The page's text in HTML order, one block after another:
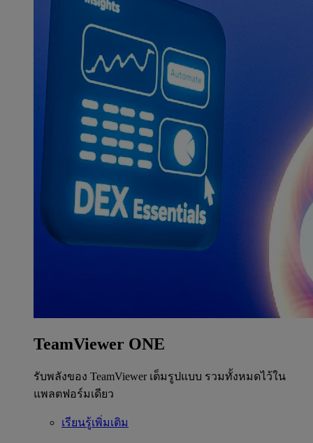
TeamViewer ONE
รับพลังของ TeamViewer เต็มรูปแบบ รวมทั้งหมดไว้ใน
แพลตฟอร์มเดียว
เรียนรู้เพิ่มเติม